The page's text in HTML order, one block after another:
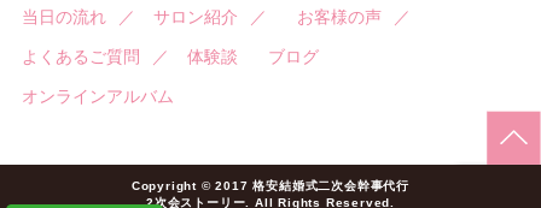
当日の流れ ／ サロン紹介 ／ お客様の声 ／
よくあるご質問 ／ 体験談 ブログ
オンラインアルバム
Copyright © 2017 格安結婚式二次会幹事代行
2次会ストーリー. All Rights Reserved.